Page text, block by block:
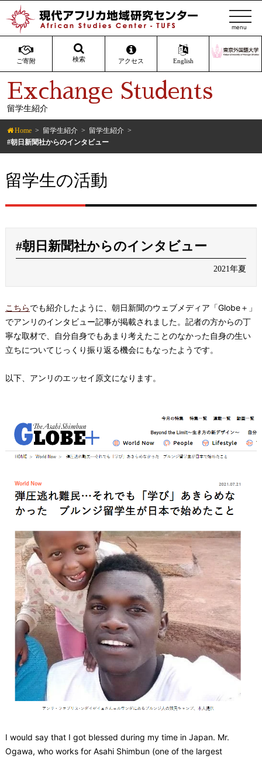
ご寄附 検索 アクセス English
t
o
g
l
n
Exchange Students
留学生紹介
Home 留学生紹介
留学生紹介
#朝日新聞社からのインタビュー
留学生の活動
#朝日新聞社からのインタビュー
2021年夏
こちらでも紹介したように、朝日新聞のウェブメディア「Globe＋」
でアンリのインタビュー記事が掲載されました。記者の方からの丁
寧な取材で、自分自身でもあまり考えたことのなかった自身の生い
立ちについてじっくり振り返る機会にもなったようです。
以下、アンリのエッセイ原文になります。
I would say that I got blessed during my time in Japan. Mr.
Ogawa, who works for Asahi Shimbun (one of the largest